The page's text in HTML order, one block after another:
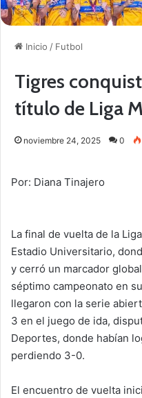
Inicio / Futbol
Tigres
título de Liga
noviembre 24, 2025 0
Por: Diana Tinajero
La final de vuelta de la
Estadio Universitario,
y cerró un marcador
séptimo campeonato en
llegaron con la serie
3 en el juego de ida,
Deportes, donde habían
perdiendo 3-0.
El encuentro de vuelta